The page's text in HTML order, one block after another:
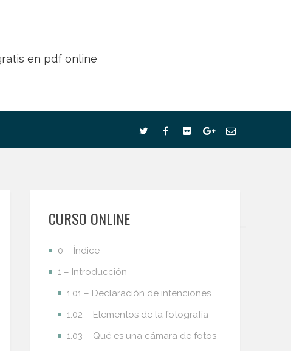
CURSO ONLINE
0 – Índice
1 – Introducción
1.01 – Declaración de intenciones
1.02 – Elementos de la fotografía
1.03 – Qué es una cámara de fotos